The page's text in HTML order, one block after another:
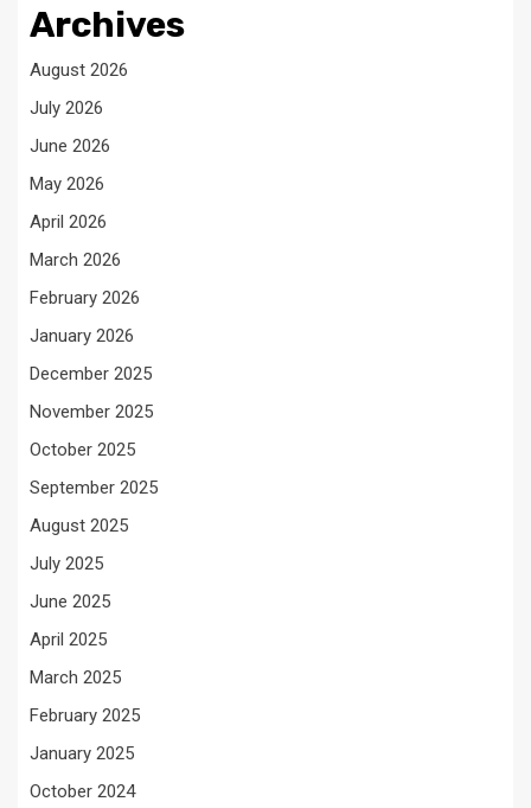
Archives
August 2026
July 2026
June 2026
May 2026
April 2026
March 2026
February 2026
January 2026
December 2025
November 2025
October 2025
September 2025
August 2025
July 2025
June 2025
April 2025
March 2025
February 2025
January 2025
October 2024